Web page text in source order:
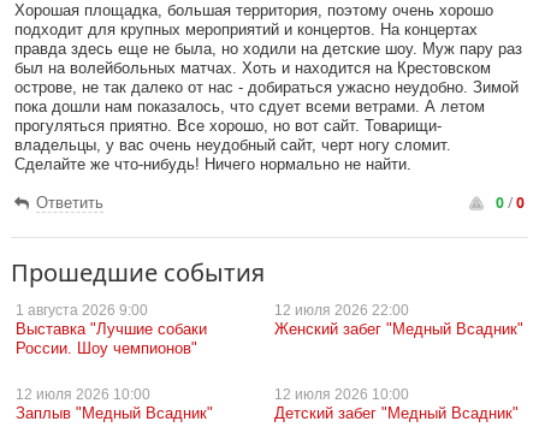
Хорошая площадка, большая территория, поэтому очень хорошо
подходит для крупных мероприятий и концертов. На концертах
правда здесь еще не была, но ходили на детские шоу. Муж пару раз
был на волейбольных матчах. Хоть и находится на Крестовском
острове, не так далеко от нас - добираться ужасно неудобно. Зимой
пока дошли нам показалось, что сдует всеми ветрами. А летом
прогуляться приятно. Все хорошо, но вот сайт. Товарищи-
владельцы, у вас очень неудобный сайт, черт ногу сломит.
Сделайте же что-нибудь! Ничего нормально не найти.
Ответить 0/0
Прошедшие события
1 августа 2026 9:00
Выставка "Лучшие собаки
России. Шоу чемпионов"
12 июля 2026 22:00
Женский забег "Медный Всадник"
12 июля 2026 10:00
Заплыв "Медный Всадник"
12 июля 2026 10:00
Детский забег "Медный Всадник"